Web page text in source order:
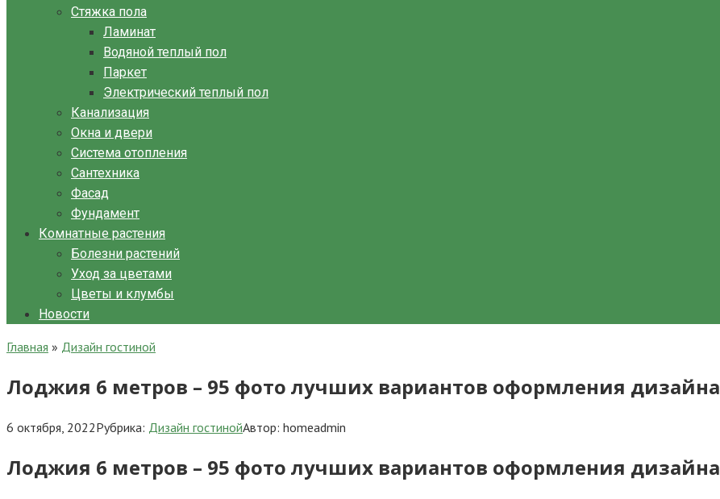
Стяжка пола
Ламинат
Водяной теплый пол
Паркет
Электрический теплый пол
Канализация
Окна и двери
Система отопления
Сантехника
Фасад
Фундамент
Комнатные растения
Болезни растений
Уход за цветами
Цветы и клумбы
Новости
Главная » Дизайн гостиной
Лоджия 6 метров – 95 фото лучших вариантов оформления дизайна
6 октября, 2022Рубрика: Дизайн гостинойАвтор: homeadmin
Лоджия 6 метров – 95 фото лучших вариантов оформления дизайна